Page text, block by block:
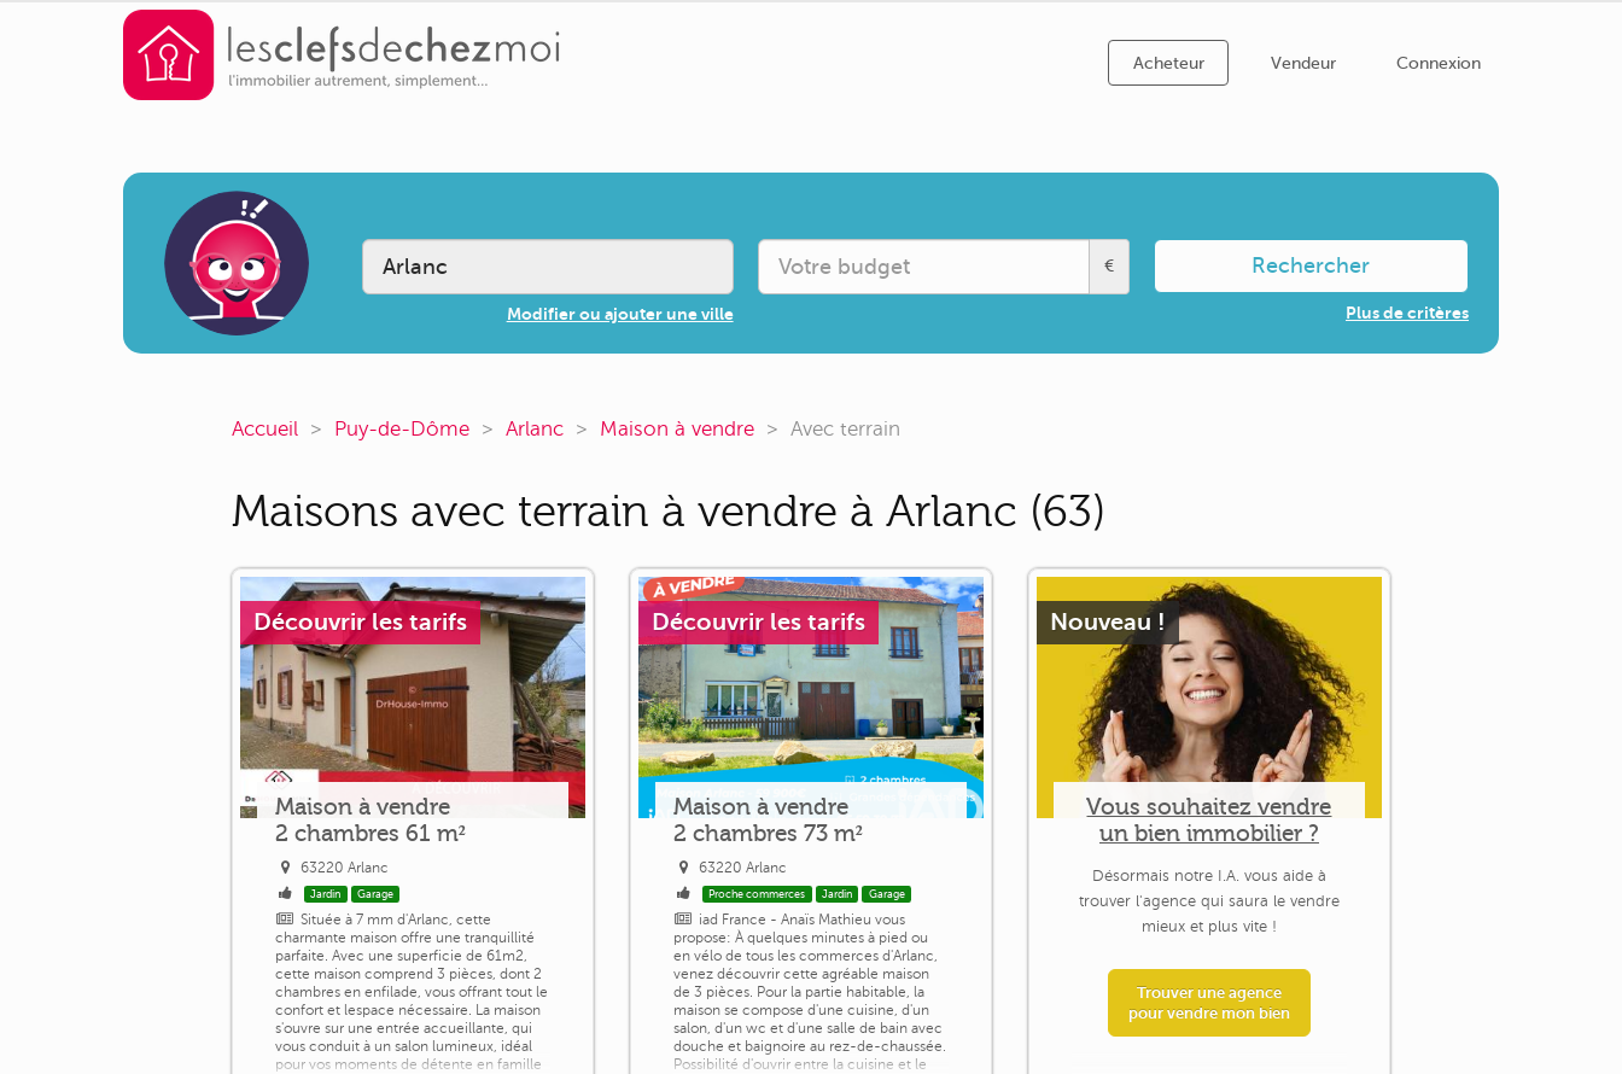
Acheteur Vendeur Connexion
Modifier ou ajouter une ville
€ Rechercher
Plus de critères
Accueil Puy-de-Dôme Arlanc Maison à vendre Avec terrain
Maisons avec terrain à vendre à Arlanc (63)
Découvrir les tarifs
Maison à vendre
2 chambres 61 m²
63220 Arlanc
Jardin Garage
Située à 7 mm d'Arlanc, cette
charmante maison offre une tranquillité
parfaite. Avec une superficie de 61m2,
cette maison comprend 3 pièces, dont 2
chambres en enfilade, vous offrant tout le
confort et lespace nécessaire. La maison
s'ouvre sur une entrée accueillante, qui
vous conduit à un salon lumineux, idéal
pour vos moments de détente en famille
Découvrir les tarifs
Maison à vendre
2 chambres 73 m²
63220 Arlanc
Proche commerces Jardin Garage
iad France - Anaïs Mathieu vous
propose: À quelques minutes à pied ou
en vélo de tous les commerces d'Arlanc,
venez découvrir cette agréable maison
de 3 pièces. Pour la partie habitable, la
maison se compose d'une cuisine, d'un
salon, d'un wc et d'une salle de bain avec
douche et baignoire au rez-de-chaussée.
Possibilité d'ouvrir entre la cuisine et le
Nouveau !
Vous souhaitez vendre
un bien immobilier ?
Désormais notre I.A. vous aide à
trouver l'agence qui saura le vendre
mieux et plus vite !
Trouver une agence
pour vendre mon bien